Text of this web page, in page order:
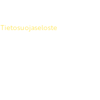
Tietosuojaseloste